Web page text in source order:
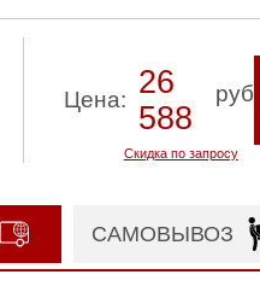
Цена: 26
588
Скидка по запросу
руб
САМОВЫВОЗ